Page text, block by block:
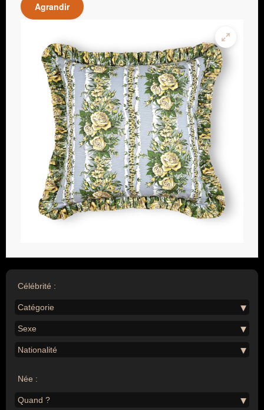
Agrandir
Célébrité :
Catégorie
Sexe
Nationalité
Née :
Quand ?